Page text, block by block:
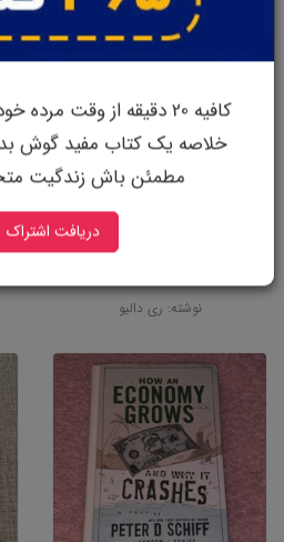
نوشته: ری دالیو
کافیه 20 دقیقه از وقت
خلاصه یک کتاب مفید گوش
مطمئن باش زندگیت
دریافت اشتراک